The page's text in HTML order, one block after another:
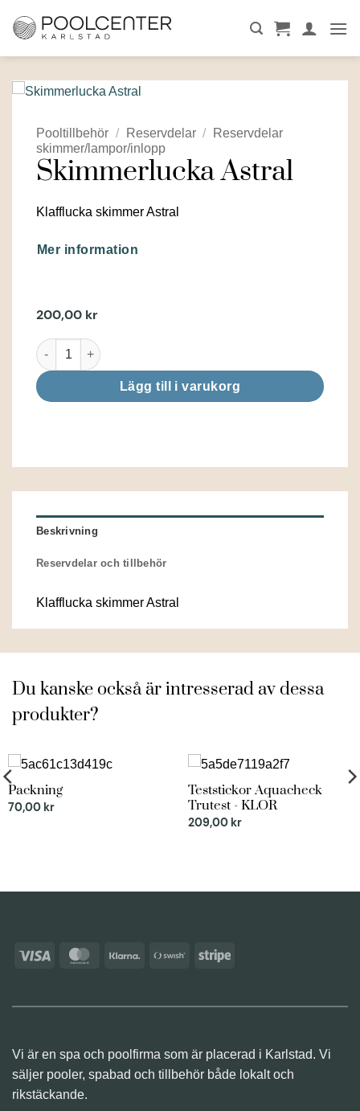
Pooltillbehör / Reservdelar /
Reservdelar
skimmer/lampor/inlopp
Skimmerlucka Astral
Klafflucka skimmer Astral
Mer information
200,00 kr
Skimmerlucka Astral mängd
Lägg till i varukorg
Beskrivning
Reservdelar och tillbehör
Klafflucka skimmer Astral
Du kanske också är intresserad av dessa
produkter?
Packning
70,00 kr
Teststickor Aquacheck
Trutest - KLOR
209,00 kr
Visa MasterCardKlarna Swish
Stripe
Vi är en spa och poolfirma som är placerad i Karlstad. Vi
säljer pooler, spabad och tillbehör både lokalt och
rikstäckande.